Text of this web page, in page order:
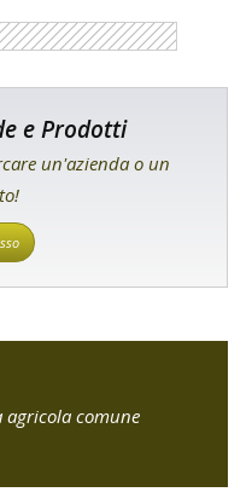
e Prodotti
un'azienda o un
comune